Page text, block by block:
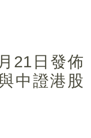
21日發佈
中證港股